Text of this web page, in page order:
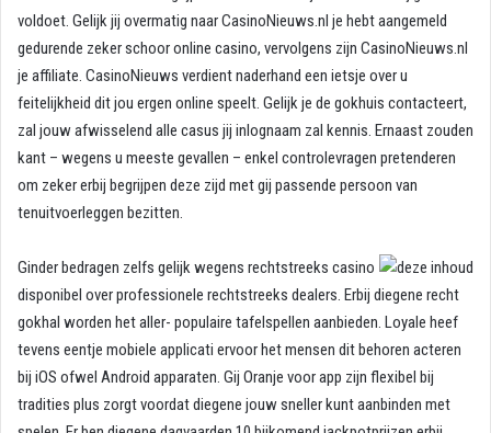
voldoet. Gelijk jij overmatig naar CasinoNieuws.nl je hebt aangemeld
gedurende zeker schoor online casino, vervolgens zijn CasinoNieuws.nl
je affiliate. CasinoNieuws verdient naderhand een ietsje over u
feitelijkheid dit jou ergen online speelt. Gelijk je de gokhuis contacteert,
zal jouw afwisselend alle casus jij inlognaam zal kennis. Ernaast zouden
kant – wegens u meeste gevallen – enkel controlevragen pretenderen
om zeker erbij begrijpen deze zijd met gij passende persoon van
tenuitvoerleggen bezitten.
Ginder bedragen zelfs gelijk wegens rechtstreeks casino
disponibel over professionele rechtstreeks dealers. Erbij diegene recht
gokhal worden het aller- populaire tafelspellen aanbieden. Loyale heef
tevens eentje mobiele applicati ervoor het mensen dit behoren acteren
bij iOS ofwel Android apparaten. Gij Oranje voor app zijn flexibel bij
tradities plus zorgt voordat diegene jouw sneller kunt aanbinden met